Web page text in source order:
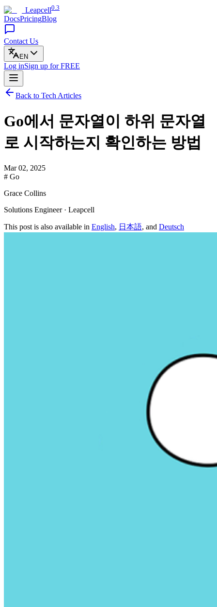
Leapcell0.3
DocsPricingBlog
Contact Us
EN
Log inSign up for FREE
Back to Tech Articles
Go에서 문자열이 하위 문자열
로 시작하는지 확인하는 방법
Mar 02, 2025
# Go
Grace Collins
Solutions Engineer · Leapcell
This post is also available in English, 日本語, and Deutsch